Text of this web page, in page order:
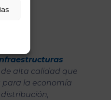
de alta calidad que
para la economía